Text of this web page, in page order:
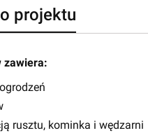
projektu
zawiera:
rusztu, kominka i wędzarni